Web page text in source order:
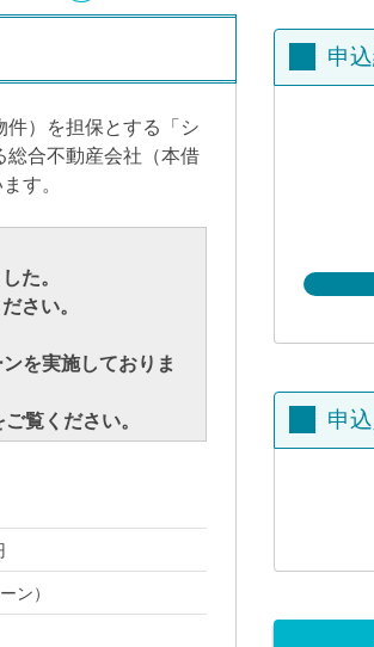
）を担保とする「シ
総合不動産会社（本借
す。
た。
さい。
を実施しておりま
ご覧ください。
ン）
申
申